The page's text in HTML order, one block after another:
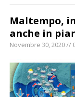
Maltempo,
anche in
Novembre 30, 2020 //